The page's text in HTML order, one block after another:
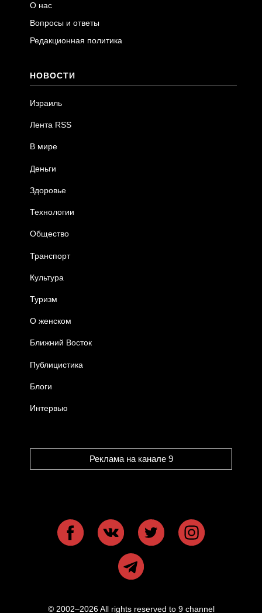
О нас
Вопросы и ответы
Редакционная политика
НОВОСТИ
Израиль
Лента RSS
В мире
Деньги
Здоровье
Технологии
Общество
Транспорт
Культура
Туризм
О женском
Ближний Восток
Публицистика
Блоги
Интервью
Реклама на канале 9
© 2002–2026 All rights reserved to 9 channel